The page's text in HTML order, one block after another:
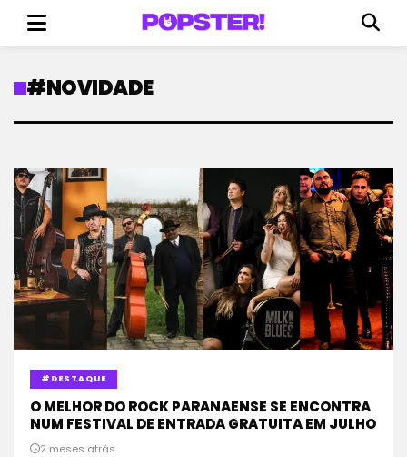
#NOVIDADE
#DESTAQUE
O MELHOR DO ROCK PARANAENSE SE ENCONTRA
NUM FESTIVAL DE ENTRADA GRATUITA EM JULHO
2 meses atrás